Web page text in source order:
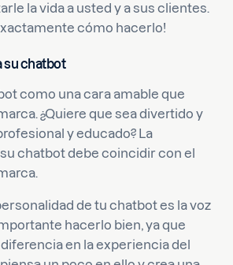
la vida a usted y a sus clientes.
cómo hacerlo!
su chatbot
como una cara amable que
¿Quiere que sea divertido y
y educado? La
chatbot debe coincidir con el
de tu chatbot es la voz
hacerlo bien, ya que
en la experiencia del